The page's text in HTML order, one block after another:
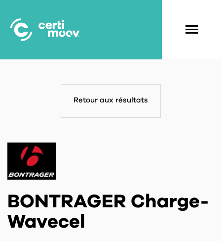
contenu
principal
Retour aux résultats
BONTRAGER Charge-
Wavecel